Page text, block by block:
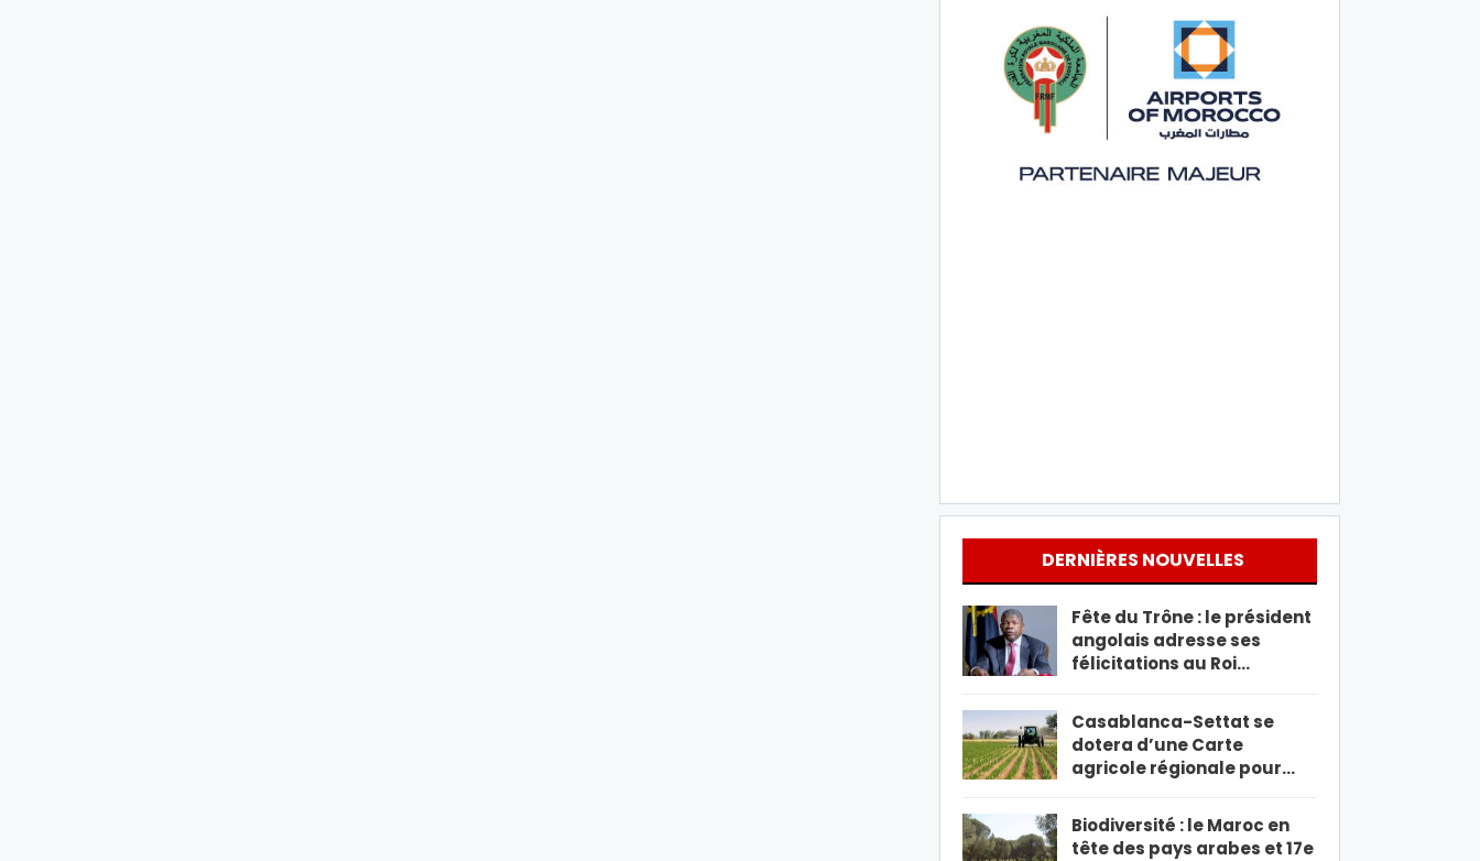
DERNIÈRES NOUVELLES
Fête du Trône : le président
angolais adresse ses
félicitations au Roi…
Casablanca-Settat se
dotera d’une Carte
agricole régionale pour…
Biodiversité : le Maroc en
tête des pays arabes et 17e